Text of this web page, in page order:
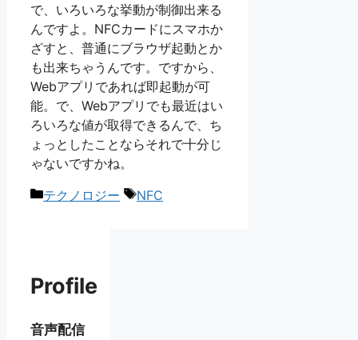
で、いろいろな挙動が制御出来る
んですよ。NFCカードにスマホか
ざすと、普通にブラウザ起動とか
も出来ちゃうんです。ですから、
Webアプリであれば即起動が可
能。で、Webアプリでも最近はい
ろいろな値が取得できるんで、ち
ょっとしたことならそれで十分じ
ゃないですかね。
カ
テクノロジー
タ
NFC
Profile
音声配信